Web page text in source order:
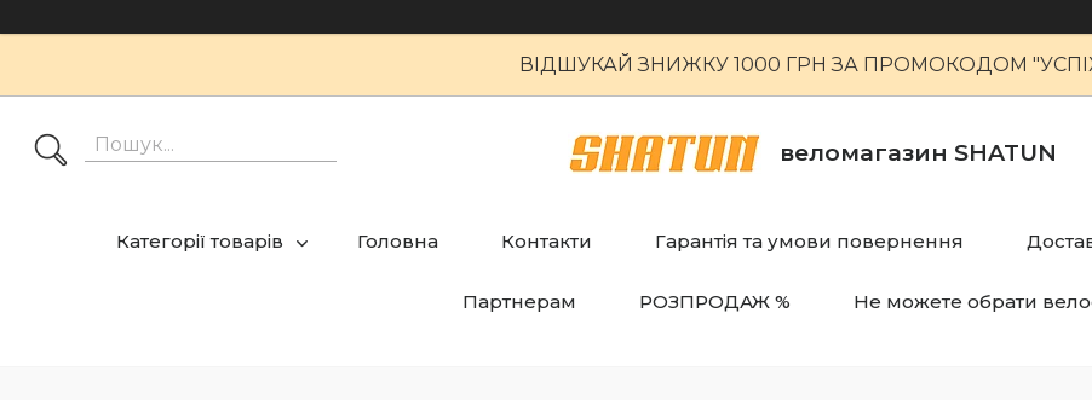
ВІДШУКАЙ ЗНИЖКУ 1000 ГРН ЗА ПРОМОКОДОМ
веломагазин SHATUN
Категорії товарів Головна Контакти Гарантія та умови повернення
Партнерам РОЗПРОДАЖ % Не можете обрати